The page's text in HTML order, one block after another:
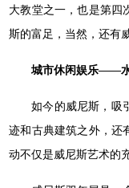
大教堂之一，也是第四
斯的富足，当然，还有
城市休闲娱乐——
如今的威尼斯，吸
迹和古典建筑之外，还
动不仅是威尼斯艺术的